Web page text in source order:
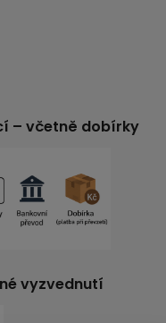
– včetně dobírky
vyzvednutí